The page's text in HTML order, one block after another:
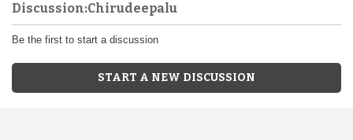
Discussion:Chirudeepalu
Be the first to start a discussion
START A NEW DISCUSSION